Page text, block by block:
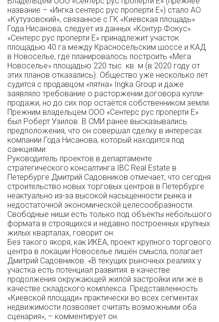
название – «Ингка сентерс рус проперти Е») стало АО
«Кутузовский», связанное с ГК «Киевская площадь»
Года Нисанова, следует из данных «Контур.Фокус».
«Сентерс рус проперти Е» принадлежит участок
площадью 40 га между Красносельским шоссе и КАД
в Новоселье, где планировалось построить «Мега
Новоселье» площадью 220 тыс. кв. м (в 2020 году от
этих планов отказались). Общество уже несколько лет
судится с продавцом «пятна» Ingka Group и даже
заявляло требование о расторжении договора купли-
продажи, но до сих пор остаётся собственником земли.
Прежним владельцем ООО «Сентерс рус проперти Е»
был Роберт Узилов. В СМИ ранее высказывались
предположения, что он совершал сделку в интересах
компании Года Нисанова, который находится под
санкциями.
Руководитель проектов в департаменте
стратегического консалтинга IBC Real Estate в
Петербурге Дмитрий Садовников отмечает, что сегодня
строительство новых торговых центров в Петербурге
неактуально из-за высокой насыщенности рынка и
недостаточной экономической целесообразности.
Свободные ниши есть только под объекты небольшого
формата в строящихся и недавно построенных крупных
жилых кварталах, говорит он.
Без такого якоря, как ИКЕА, проект крупного торгового
центра в локации Новоселье лишён смысла, полагает
Дмитрий Садовников. «В текущих рыночных реалиях у
участка есть потенциал развития: в качестве
продолжения окружающей жилой застройки или же в
качестве складского комплекса. Представленность
«Киевской площади» практически во всех сегментах
недвижимости позволяет считать возможными оба
сценария», – комментирует он.